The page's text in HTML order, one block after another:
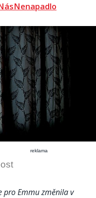
reklama
pro Emmu změnila v